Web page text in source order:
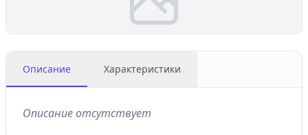
Описание Характеристики
Описание отсутствует